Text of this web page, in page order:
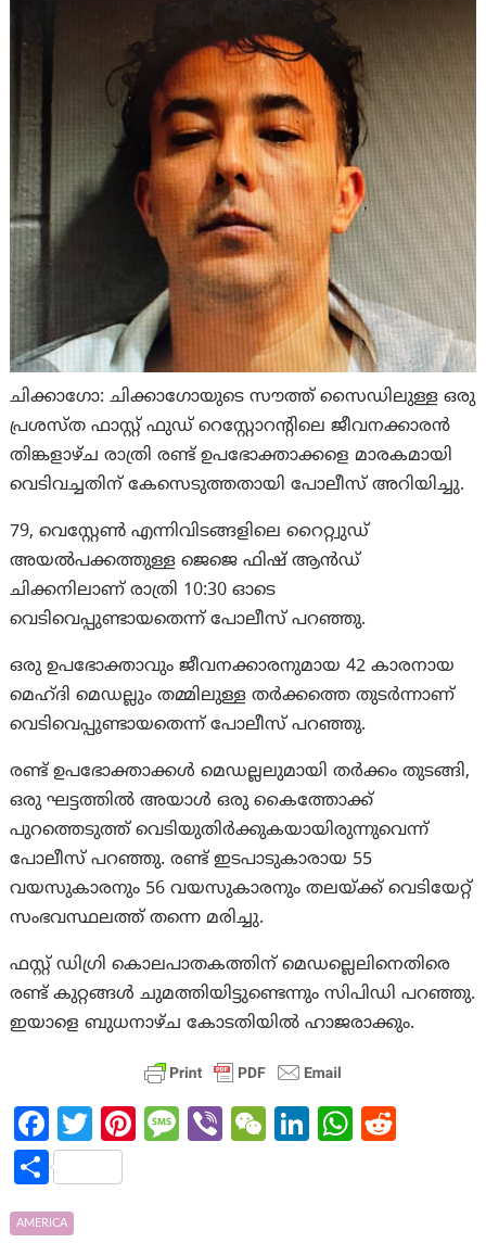
ചിക്കാഗോ: ചിക്കാഗോയുടെ സൗത്ത് സൈഡിലുള്ള ഒരു
പ്രശസ്ത ഫാസ്റ്റ് ഫുഡ് റെസ്റ്റോറൻ്റിലെ ജീവനക്കാരൻ
തിങ്കളാഴ്ച രാത്രി രണ്ട് ഉപഭോക്താക്കളെ മാരകമായി
വെടിവച്ചതിന് കേസെടുത്തതായി പോലീസ് അറിയിച്ചു.
79, വെസ്റ്റേൺ എന്നിവിടങ്ങളിലെ റൈറ്റ്വുഡ്
അയൽപക്കത്തുള്ള ജെജെ ഫിഷ് ആൻഡ്
ചിക്കനിലാണ് രാത്രി 10:30 ഓടെ
വെടിവെപ്പുണ്ടായതെന്ന് പോലീസ് പറഞ്ഞു.
ഒരു ഉപഭോക്താവും ജീവനക്കാരനുമായ 42 കാരനായ
മെഹ്ദി മെഡല്ലും തമ്മിലുള്ള തർക്കത്തെ തുടർന്നാണ്
വെടിവെപ്പുണ്ടായതെന്ന് പോലീസ് പറഞ്ഞു.
രണ്ട് ഉപഭോക്താക്കൾ മെഡല്ലലുമായി തർക്കം തുടങ്ങി,
ഒരു ഘട്ടത്തിൽ അയാൾ ഒരു കൈത്തോക്ക്
പുറത്തെടുത്ത് വെടിയുതിർക്കുകയായിരുന്നുവെന്ന്
പോലീസ് പറഞ്ഞു. രണ്ട് ഇടപാടുകാരായ 55
വയസുകാരനും 56 വയസുകാരനും തലയ്ക്ക് വെടിയേറ്റ്
സംഭവസ്ഥലത്ത് തന്നെ മരിച്ചു.
ഫസ്റ്റ് ഡിഗ്രി കൊലപാതകത്തിന് മെഡല്ലെലിനെതിരെ
രണ്ട് കുറ്റങ്ങൾ ചുമത്തിയിട്ടുണ്ടെന്നും സിപിഡി പറഞ്ഞു.
ഇയാളെ ബുധനാഴ്ച കോടതിയിൽ ഹാജരാക്കും.
Fa
ce
b
o
T
w
itt
Pi M Vi W Li W
S
h
AMERICA